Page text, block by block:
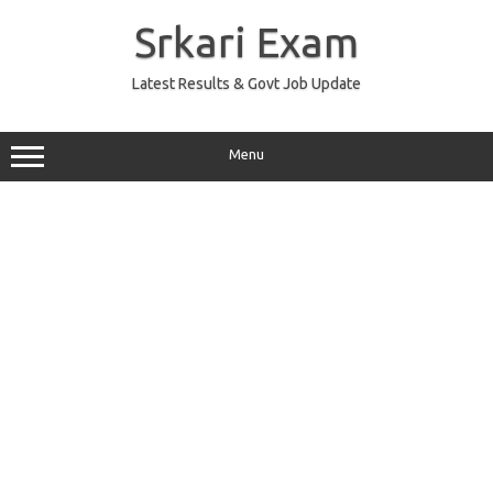
Srkari Exam
Latest Results & Govt Job Update
Menu